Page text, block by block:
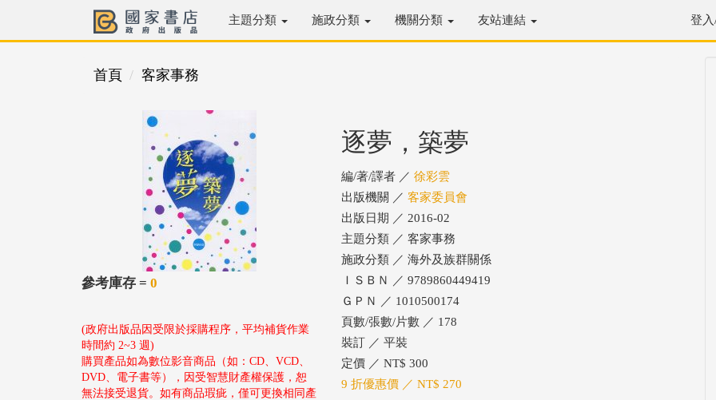
主題分類 施政分類 機關分類 友站連結 登
首頁 客家事務
參考庫存 = 0
(政府出版品因受限於採購程序，平均補貨作業
時間約 2~3 週)
購買產品如為數位影音商品（如：CD、VCD、
DVD、電子書等），因受智慧財產權保護，恕
無法接受退貨。如有商品瑕疵，僅可更換相同產
逐夢，築夢
編/著/譯者 ／ 徐彩雲
出版機關 ／ 客家委員會
出版日期 ／ 2016-02
主題分類 ／ 客家事務
施政分類 ／ 海外及族群關係
ＩＳＢＮ ／ 9789860449419
ＧＰＮ ／ 1010500174
頁數/張數/片數 ／ 178
裝訂 ／ 平裝
定價 ／ NT$ 300
9 折優惠價 ／ NT$ 270